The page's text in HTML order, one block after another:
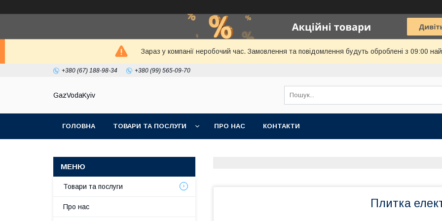
Зараз у компанії неробочий час. Замовлення та повідомлення будуть оброблені з 09:00
+380 (67) 188-98-34 +380 (99) 565-09-70
GazVodaKyiv
ГОЛОВНА ТОВАРИ ТА ПОСЛУГИ ПРО НАС КОНТАКТИ
Плитка
Товари та послуги
Про нас